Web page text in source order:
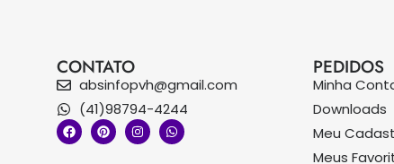
CONTATO
absinfopvh@gmail.com
(41)98794-4244
PEDIDOS
Minha
Downloads
Meu
Meus